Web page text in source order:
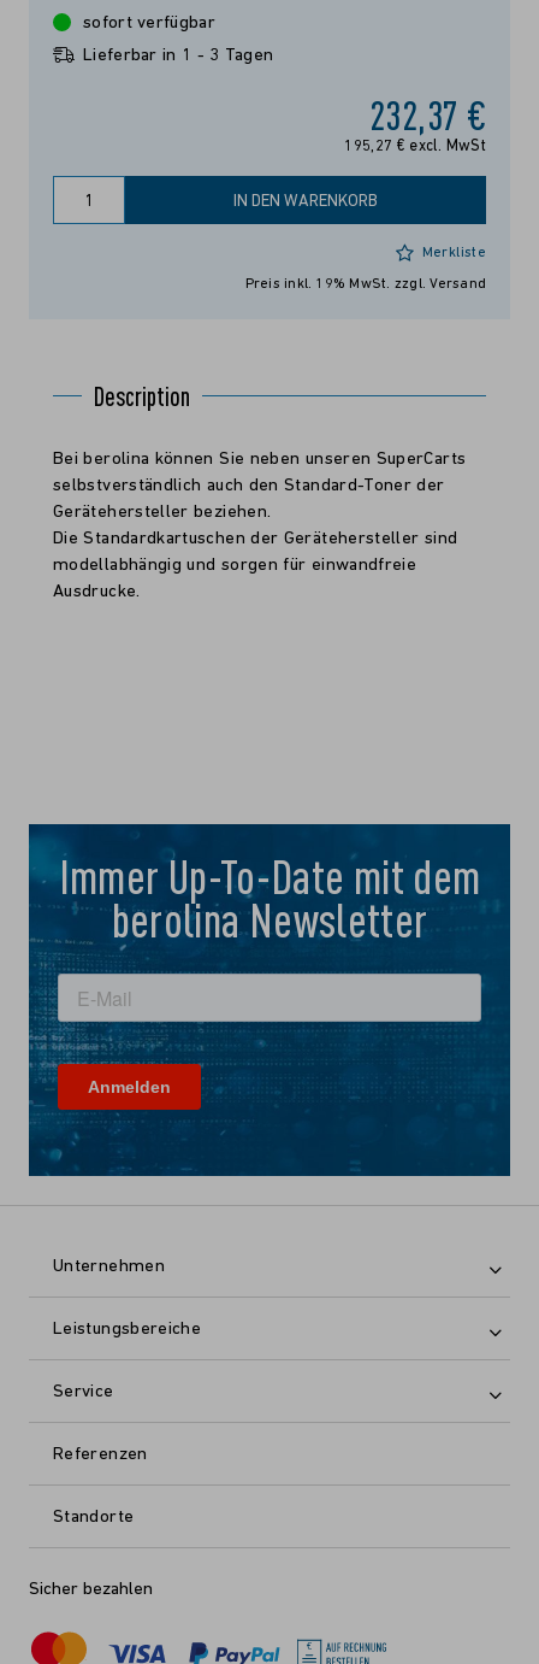
232,37 €
195,27 € excl. MwSt
sofort verfügbar
Lieferbar in 1 - 3 Tagen
IN DEN WARENKORB
Merkliste
Preis inkl. 19% MwSt. zzgl. Versand
Description
Bei berolina können Sie neben unseren SuperCarts
selbstverständlich auch den Standard-Toner der
Gerätehersteller beziehen.
Die Standardkartuschen der Gerätehersteller sind
modellabhängig und sorgen für einwandfreie
Ausdrucke.
Immer Up-To-Date mit dem
berolina Newsletter
Unternehmen
Leistungsbereiche
Service
Referenzen
Standorte
Sicher bezahlen